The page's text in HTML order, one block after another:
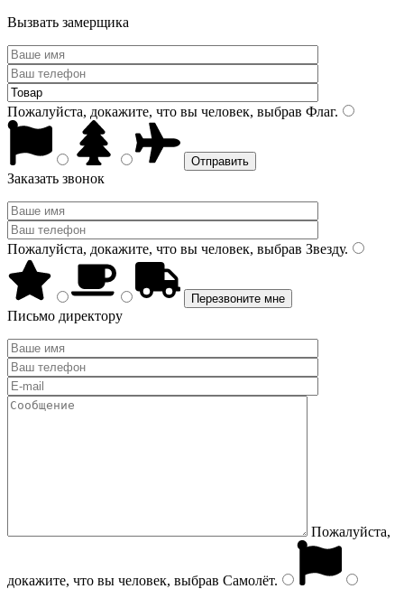
Вызвать замерщика
Пожалуйста, докажите, что вы человек, выбрав Флаг.
Заказать звонок
Пожалуйста, докажите, что вы человек, выбрав Звезду.
Письмо директору
Пожалуйста,
докажите, что вы человек, выбрав Самолёт.